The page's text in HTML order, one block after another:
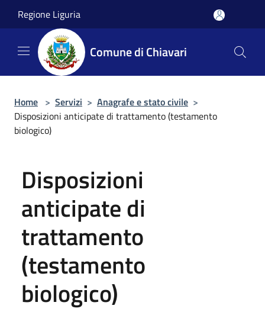
Regione Liguria
Comune di Chiavari
Home > Servizi > Anagrafe e stato civile >
Disposizioni anticipate di trattamento (testamento
biologico)
Disposizioni
anticipate di
trattamento
(testamento
biologico)